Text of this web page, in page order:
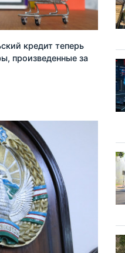
кредит теперь
произведенные за